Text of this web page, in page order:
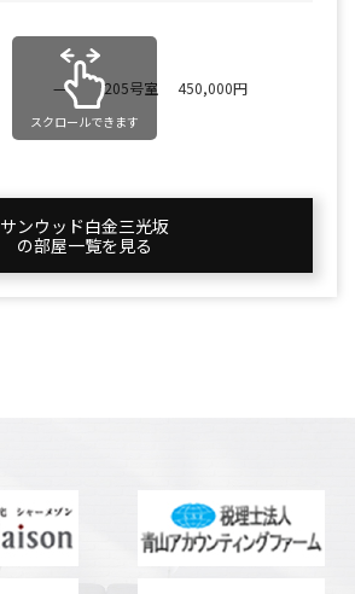
— 205号室 450,000円
スクロールできます
サンウッド白金三光坂
の部屋一覧を⾒る